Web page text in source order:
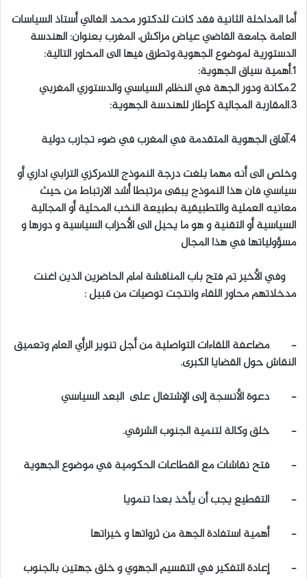
أما المداخلة الثانية فقد كانت للدكتور محمد الغالي أستاذ السياسات
العامة جامعة القاضي عياض مراكش، المغرب بعنوان: الهندسة
الدستورية لموضوع الجهوية.وتطرق فيها الى المحاور التالية:
1.أهمية سياق الجهوية:
2.مكانة ودور الجهة في النظام السياسي والدستوري المغربي
3.المقاربة المجالية كإطار للهندسة الجهوية:
4.آفاق الجهوية المتقدمة في المغرب في ضوء تجارب دولية
وخلص الى أنه مهما بلغت درجة النموذج اللامركزي الترابي اداري أو
سياسي فان هذا النموذج يبقى مرتبطا أشد الارتباط من حيث
معانيه العملية والتطبيقية بطبيعة النخب المحلية أو المجالية
السياسية أو التقنية و هو ما يحيل الى الأحزاب السياسية و دورها و
مسؤولياتها في هذا المجال
وفي الأخير تم فتح باب المناقشة امام الحاضرين الذين اغنت
مدخلاتهم محاور اللقاء وانتجت توصيات من قبيل :
– مضاعفة اللقاءات التواصلية من أجل تنوير الرأي العام وتعميق
النقاش حول القضايا الكبرى.
– دعوة الأنسجة إلى الإشتغال على البعد السياسي
– خلق وكالة لتنمية الجنوب الشرقي.
– فتح نقاشات مع القطاعات الحكومية في موضوع الجهوية
– التقطيع يجب أن يأخذ بعدا تنمويا
– أهمية استفادة الجهة من ثرواتها و خيراتها
– إعادة التفكير في التقسيم الجهوي و خلق جهتين بالجنوب